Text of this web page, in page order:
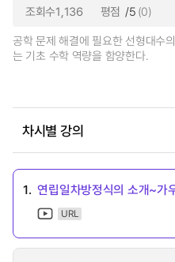
조회수1,136 평점 /5 (0)
공학 문제 해결에 필요한 선형대수
는 기초 수학 역량을 함양한다.
차시별 강의
1. 연립일차방정식의 소개~가
URL